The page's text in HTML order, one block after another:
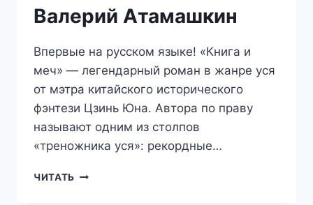
Валерий Атамашкин
Впервые на русском языке! «Книга и
меч» — легендарный роман в жанре уся
от мэтра китайского исторического
фэнтези Цзинь Юна. Автора по праву
называют одним из столпов
«треножника уся»: рекордные…
ЧИТАТЬ КНИГА